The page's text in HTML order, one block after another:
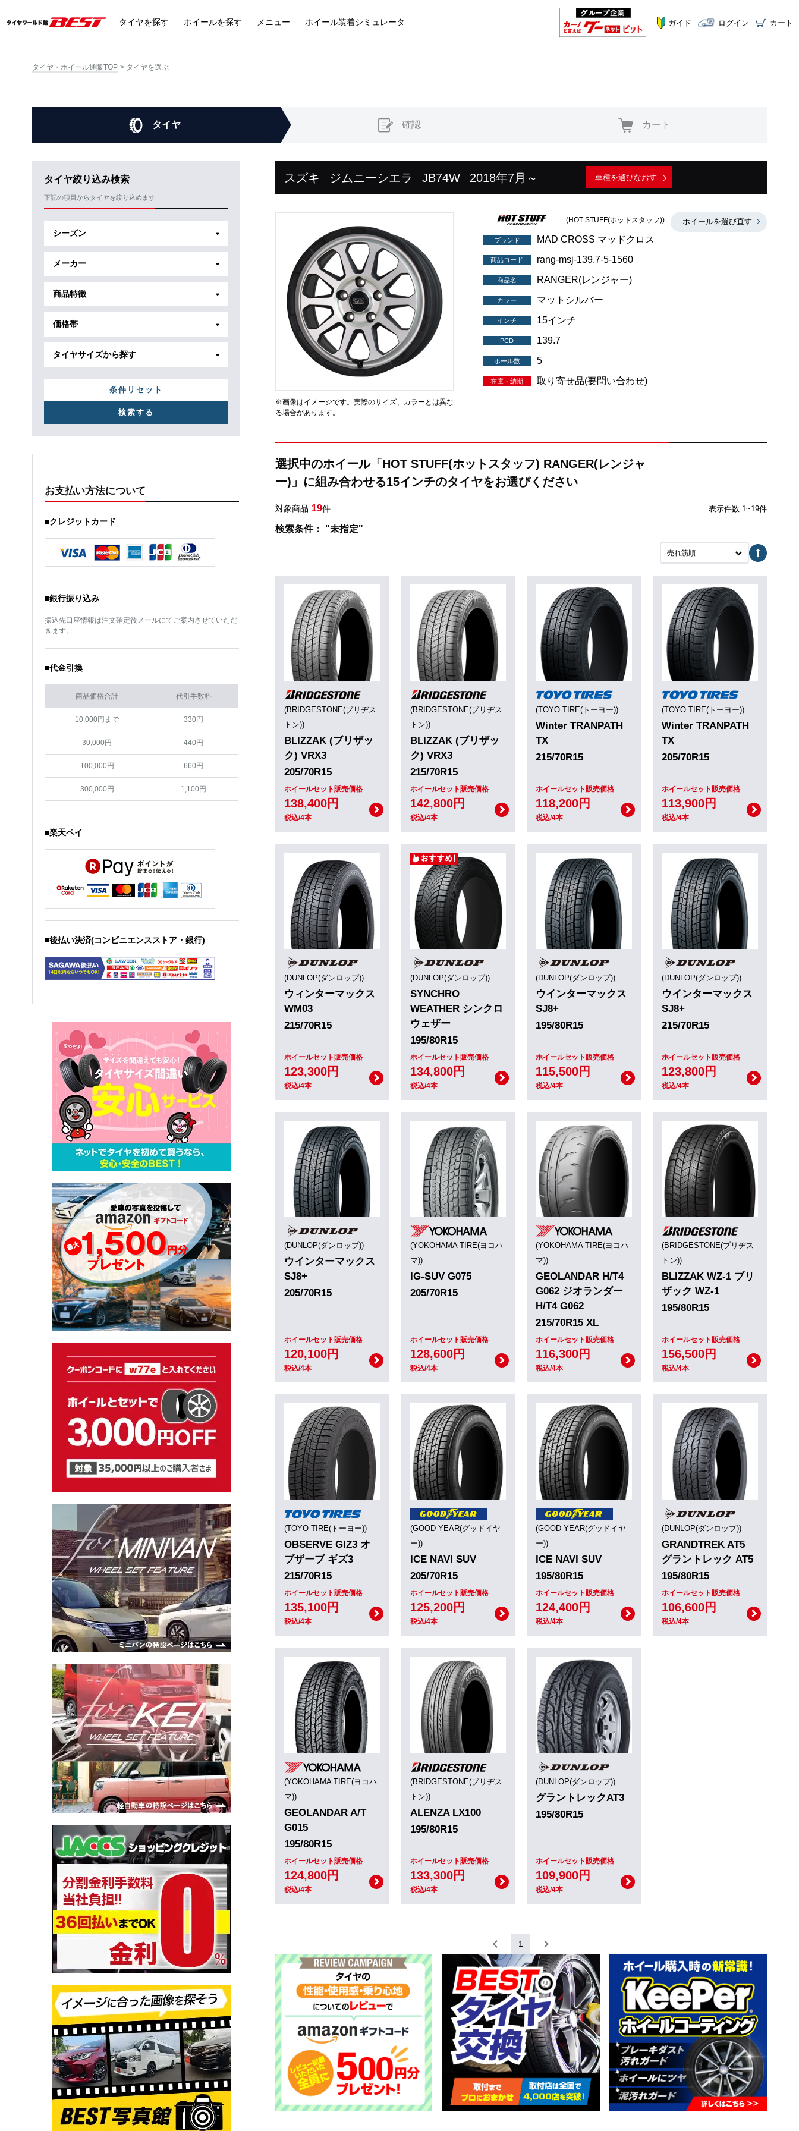
タイヤを探す ホイールを探す メニュー ホイール装着シミュレータ ガイド ログイン カート
タイヤ・ホイール通販TOP タイヤを選ぶ
タイヤ 確認 カート
タイヤ絞り込み検索
下記の項目からタイヤを絞り込めます
シーズン
メーカー
商品特徴
価格帯
タイヤサイズから探す
条件リセット
お支払い方法について
■クレジットカード
■銀行振り込み
振込先口座情報は注文確定後メールにてご案内させていただ
きます。
■代金引換
商品価格合計 代引手数料
10,000円まで 330円
30,000円 440円
100,000円 660円
300,000円 1,100円
■楽天ペイ
■後払い決済(コンビニエンスストア・銀行)
スズキ ジムニーシエラ JB74W 2018年7月～ 車種を選びなおす
※画像はイメージです。実際のサイズ、カラーとは異な
る場合があります。
ホイールを選び直す
(HOT STUFF(ホットスタッフ))
ブランド MAD CROSS マッドクロス
商品コード rang-msj-139.7-5-1560
商品名 RANGER(レンジャー)
カラー マットシルバー
インチ 15インチ
PCD 139.7
ホール数 5
在庫・納期 取り寄せ品(要問い合わせ)
選択中のホイール「HOT STUFF(ホットスタッフ) RANGER(レンジャ
ー)」に組み合わせる15インチのタイヤをお選びください
対象商品 19件 表示件数 1~19件
検索条件： "未指定"
売れ筋順
(BRIDGESTONE(ブリヂス
トン))
BLIZZAK (ブリザッ
ク) VRX3
205/70R15
ホイールセット販売価格
138,400円
税込/4本
(BRIDGESTONE(ブリヂス
トン))
BLIZZAK (ブリザッ
ク) VRX3
215/70R15
ホイールセット販売価格
142,800円
税込/4本
(TOYO TIRE(トーヨー))
Winter TRANPATH
TX
215/70R15
ホイールセット販売価格
118,200円
税込/4本
(TOYO TIRE(トーヨー))
Winter TRANPATH
TX
205/70R15
ホイールセット販売価格
113,900円
税込/4本
(DUNLOP(ダンロップ))
ウィンターマックス
WM03
215/70R15
ホイールセット販売価格
123,300円
税込/4本
(DUNLOP(ダンロップ))
SYNCHRO
WEATHER シンクロ
ウェザー
195/80R15
ホイールセット販売価格
134,800円
税込/4本
(DUNLOP(ダンロップ))
ウインターマックス
SJ8+
195/80R15
ホイールセット販売価格
115,500円
税込/4本
(DUNLOP(ダンロップ))
ウインターマックス
SJ8+
215/70R15
ホイールセット販売価格
123,800円
税込/4本
(DUNLOP(ダンロップ))
ウインターマックス
SJ8+
205/70R15
ホイールセット販売価格
120,100円
税込/4本
(YOKOHAMA TIRE(ヨコハ
マ))
IG-SUV G075
205/70R15
ホイールセット販売価格
128,600円
税込/4本
(YOKOHAMA TIRE(ヨコハ
マ))
GEOLANDAR H/T4
G062 ジオランダー
H/T4 G062
215/70R15 XL
ホイールセット販売価格
116,300円
税込/4本
(BRIDGESTONE(ブリヂス
トン))
BLIZZAK WZ-1 ブリ
ザック WZ-1
195/80R15
ホイールセット販売価格
156,500円
税込/4本
(TOYO TIRE(トーヨー))
OBSERVE GIZ3 オ
ブザーブ ギズ3
215/70R15
ホイールセット販売価格
135,100円
税込/4本
(GOOD YEAR(グッドイヤ
ー))
ICE NAVI SUV
205/70R15
ホイールセット販売価格
125,200円
税込/4本
(GOOD YEAR(グッドイヤ
ー))
ICE NAVI SUV
195/80R15
ホイールセット販売価格
124,400円
税込/4本
(DUNLOP(ダンロップ))
GRANDTREK AT5
グラントレック AT5
195/80R15
ホイールセット販売価格
106,600円
税込/4本
(YOKOHAMA TIRE(ヨコハ
マ))
GEOLANDAR A/T
G015
195/80R15
ホイールセット販売価格
124,800円
税込/4本
(BRIDGESTONE(ブリヂス
トン))
ALENZA LX100
195/80R15
ホイールセット販売価格
133,300円
税込/4本
(DUNLOP(ダンロップ))
グラントレックAT3
195/80R15
ホイールセット販売価格
109,900円
税込/4本
1